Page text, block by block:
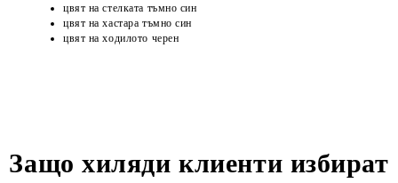
цвят на стелката тъмно син
цвят на хастара тъмно син
цвят на ходилото черен
Защо хиляди клиенти избират